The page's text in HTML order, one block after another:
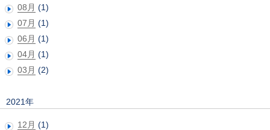
08月 (1)
07月 (1)
06月 (1)
04月 (1)
03月 (2)
2021年
12月 (1)